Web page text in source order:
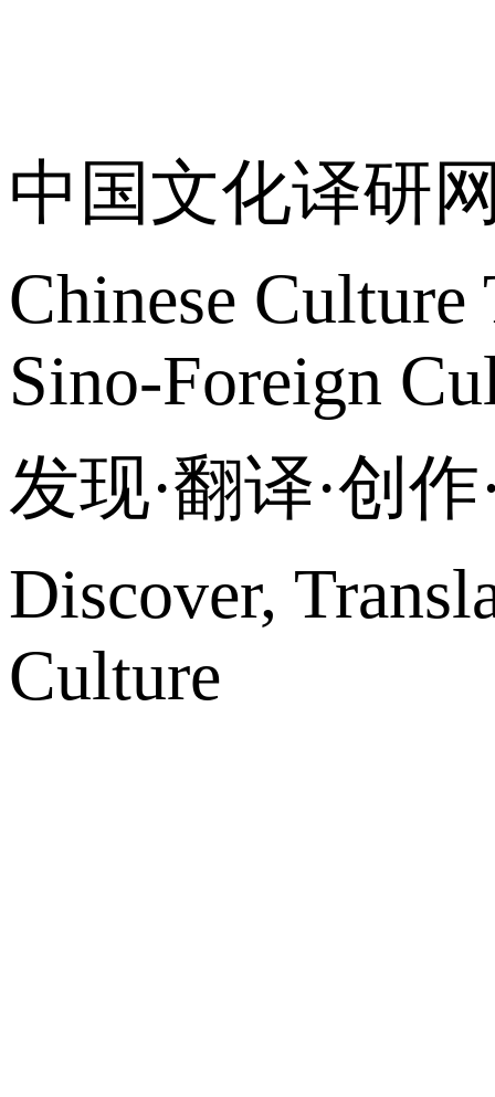
中国文化译研
Chinese
Sino-Foreign
发现·翻译·创
Discover,
Culture